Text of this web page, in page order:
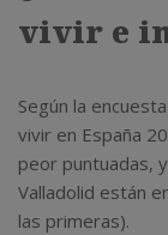
vivir e
Según la
vivir en España
peor puntuadas,
Valladolid están
las primeras).